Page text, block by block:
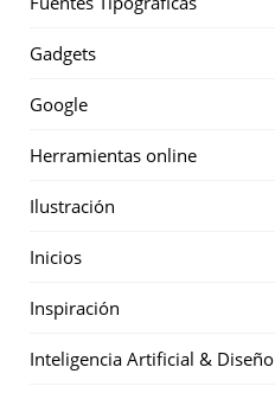
Gadgets
Google
Herramientas online
Ilustración
Inicios
Inspiración
Inteligencia Artificial & Diseño